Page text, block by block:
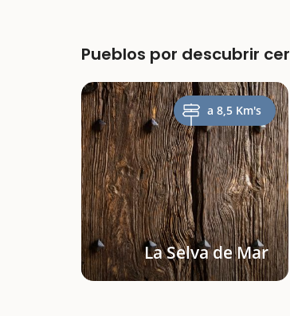
Pueblos por descubrir
a 8,5 Km's
La Selva de Mar